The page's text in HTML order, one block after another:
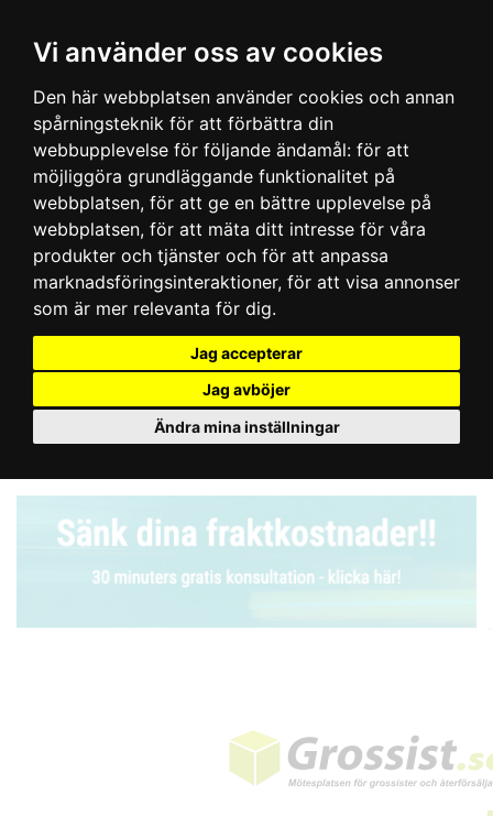
Vi använder oss av cookies
Den här webbplatsen använder cookies och annan
spårningsteknik för att förbättra din
webbupplevelse för följande ändamål: för att
möjliggöra grundläggande funktionalitet på
webbplatsen, för att ge en bättre upplevelse på
webbplatsen, för att mäta ditt intresse för våra
produkter och tjänster och för att anpassa
marknadsföringsinteraktioner, för att visa annonser
som är mer relevanta för dig.
Jag accepterar
Jag avböjer
Ändra mina inställningar